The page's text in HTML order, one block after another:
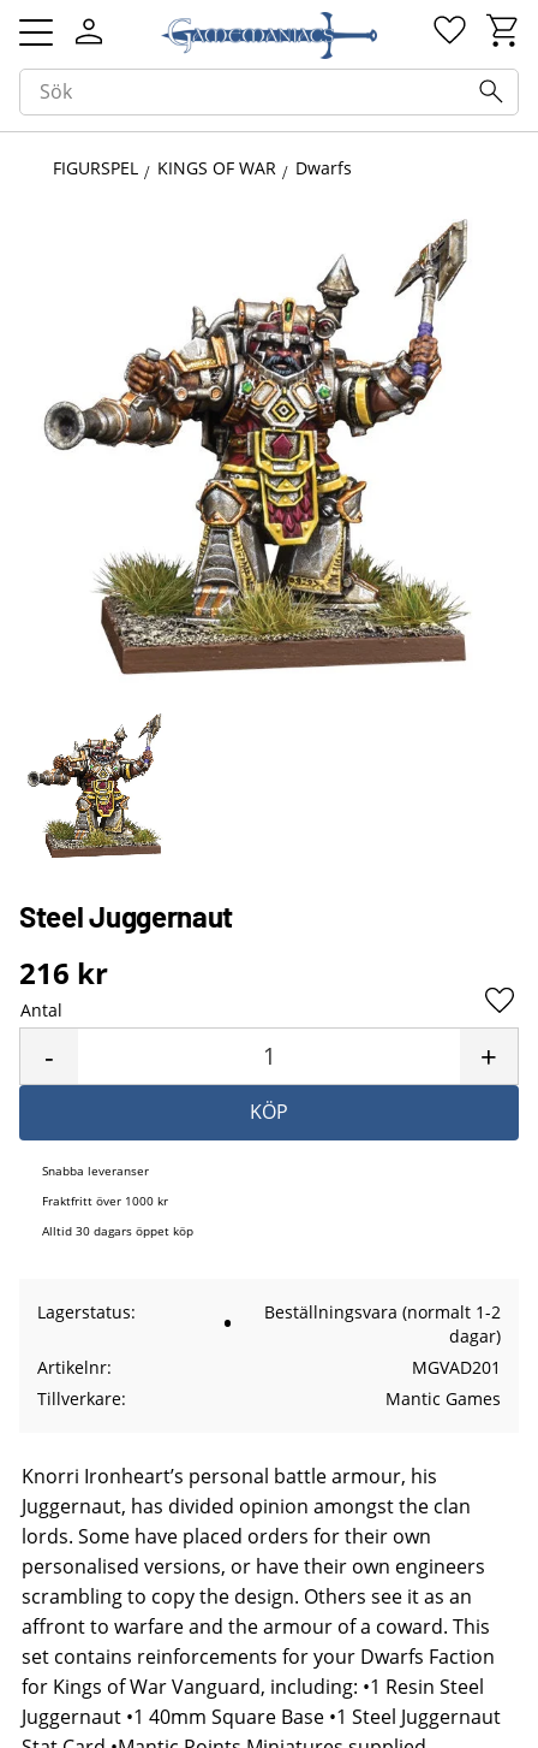
Meny
FIGURSPEL KINGS OF WAR Dwarfs
Steel Juggernaut
216 kr
Antal
+
-
KÖP
Snabba leveranser
Fraktfritt över 1000 kr
Alltid 30 dagars öppet köp
Lagerstatus
Beställningsvara (normalt 1-2
dagar)
Artikelnr
MGVAD201
Tillverkare
Mantic Games
Knorri Ironheart’s personal battle armour, his
Juggernaut, has divided opinion amongst the clan
lords. Some have placed orders for their own
personalised versions, or have their own engineers
scrambling to copy the design. Others see it as an
affront to warfare and the armour of a coward. This
set contains reinforcements for your Dwarfs Faction
for Kings of War Vanguard, including: •1 Resin Steel
Juggernaut •1 40mm Square Base •1 Steel Juggernaut